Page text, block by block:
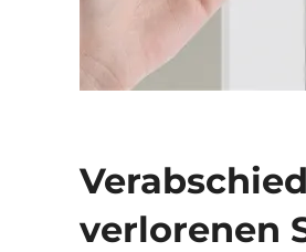
verlorenen